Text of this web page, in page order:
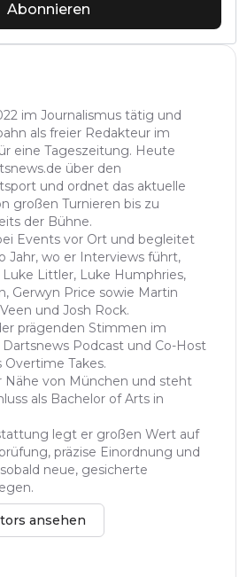
Abonnieren
im Journalismus tätig und
als freier Redakteur im
eine Tageszeitung. Heute
über den
und ordnet das aktuelle
großen Turnieren bis zu
der Bühne.
Events vor Ort und begleitet
Jahr, wo er Interviews führt,
Littler, Luke Humphries,
Gerwyn Price sowie Martin
und Josh Rock.
prägenden Stimmen im
Podcast und Co-Host
Takes.
Nähe von München und steht
als Bachelor of Arts in
legt er großen Wert auf
präzise Einordnung und
neue, gesicherte
ansehen